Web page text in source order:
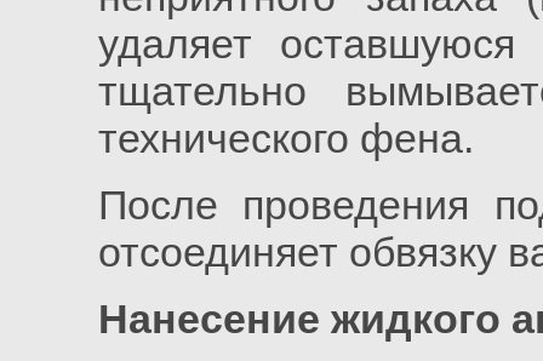
удаляет
тщательно
технического фена.
После проведения
отсоединяет обвязку
Нанесение жидкого